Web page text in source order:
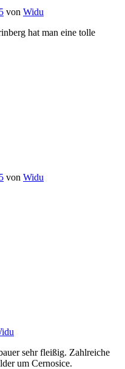
von Widu
hat man eine tolle
von Widu
sehr fleißig. Zahlreiche
um Cernosice.